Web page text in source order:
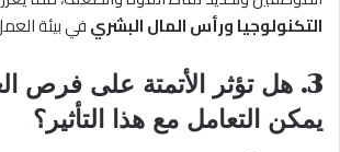
التكنولوجيا ورأس المال البشريفي بيئة
3. هل تؤثر الأتمتة على فرص
يمكن التعامل مع هذا التأثير؟